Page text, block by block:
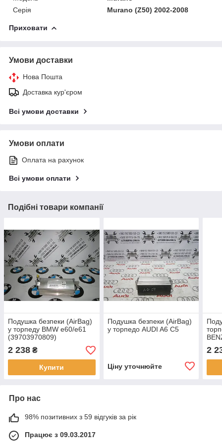
Серія
Murano (Z50) 2002-2008
Приховати
Умови доставки
Нова Пошта
Доставка кур'єром
Всі умови доставки
Умови оплати
Оплата на рахунок
Всі умови оплати
Подібні товари компанії
Подушка безпеки (AirBag)
у торпеду BMW e60/e61
(39703970809)
2 238 ₴
Купити
Подушка безпеки (AirBag)
у торпедо AUDI A6 C5
Ціну уточнюйте
2
Про нас
98% позитивних з 59 відгуків за рік
Працює з 09.03.2017